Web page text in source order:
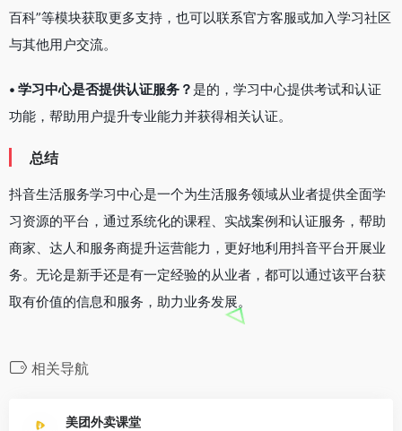
百科”等模块获取更多支持，也可以联系官方客服或加入学习社区
与其他用户交流。
• 学习中心是否提供认证服务？ 是的，学习中心提供考试和认证
功能，帮助用户提升专业能力并获得相关认证。
总结
抖音生活服务学习中心是一个为生活服务领域从业者提供全面学
习资源的平台，通过系统化的课程、实战案例和认证服务，帮助
商家、达人和服务商提升运营能力，更好地利用抖音平台开展业
务。无论是新手还是有一定经验的从业者，都可以通过该平台获
取有价值的信息和服务，助力业务发展。
相关导航
美团外卖课堂